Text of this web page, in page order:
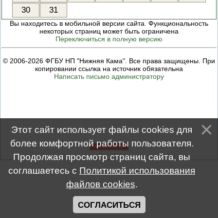
ОСУЩЕСТВЛЕНИИ
ГОСУДАРСТВЕННОГО
ОБЛАСТИ ОХРАНЫ И
ИСПОЛЬЗОВАНИЯ ООПТ
ПРОГРАММА ПРОФИЛАКТИКИ
РИСКОВ ПРИЧИНЕНИЯ
ПЛАН ПРОВЕДЕНИЯ
ЗАПРАШИВАТЬСЯ
(НАДЗОРНЫМ) ОРГАНОМ У
КОНТРОЛИРУЕМОГО ЛИЦА
30
31
Вы находитесь в мобильной версии сайта. Функциональность
некоторых страниц может быть ограничена
Переключиться в полную версию
© 2006-2026 ФГБУ НП "Нижняя Кама". Все права защищены. При
копировании ссылка на источник обязательна
Написать письмо администратору
Этот сайт использует файлы cookies для
более комфортной работы пользователя.
Продолжая просмотр страниц сайта, вы
соглашаетесь с Политикой использования
файлов cookies.
СОГЛАСИТЬСЯ